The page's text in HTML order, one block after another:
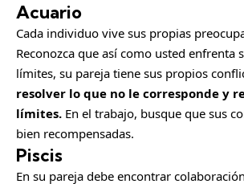
Acuario
Cada individuo vive sus propias
Reconozca que así como usted enfrenta
límites, su pareja tiene sus propios
resolver lo que no le corresponde y
límites. En el trabajo, busque que sus
bien recompensadas.
Piscis
En su pareja debe encontrar